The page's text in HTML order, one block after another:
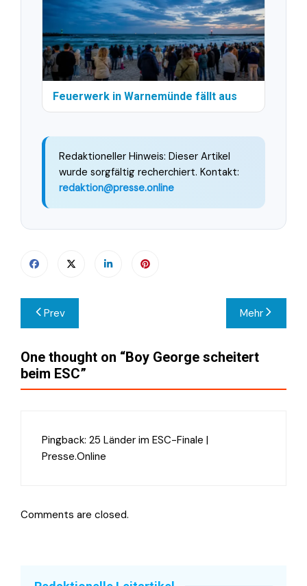
Feuerwerk in Warnemünde fällt aus
Redaktioneller Hinweis: Dieser Artikel
wurde sorgfältig recherchiert. Kontakt:
redaktion@presse.online
Beitragsnavigation
Prev Mehr
One thought on “Boy George scheitert
beim ESC”
Pingback: 25 Länder im ESC-Finale |
Presse.Online
Comments are closed.